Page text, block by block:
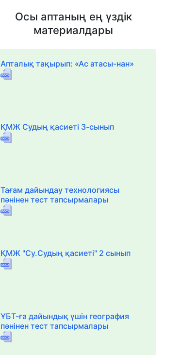
Осы аптаның ең үздік
материалдары
Апталық тақырып: «Ас атасы-нан»
ҚМЖ Судың қасиеті 3-сынып
Тағам дайындау технологиясы
пәнінен тест тапсырмалары
ҚМЖ "Су.Судың қасиеті" 2 сынып
ҰБТ-ға дайындық үшін география
пәнінен тест тапсырмалары